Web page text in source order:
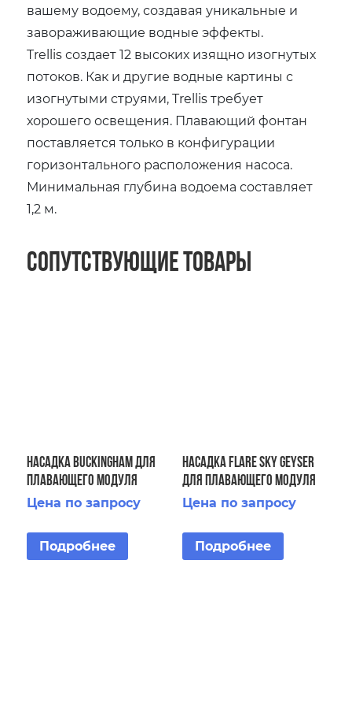
вашему водоему, создавая уникальные и
завораживающие водные эффекты.
Trellis создает 12 высоких изящно изогнутых
потоков. Как и другие водные картины с
изогнутыми струями, Trellis требует
хорошего освещения. Плавающий фонтан
поставляется только в конфигурации
горизонтального расположения насоса.
Минимальная глубина водоема составляет
1,2 м.
Сопутствующие товары
Насадка Buckingham для
плавающего модуля
Fountain Floating Fountain
Цена по запросу
Подробнее
Насадка Flare Sky Geyser
для плавающего модуля
Floating Fountain 5 HP
Цена по запросу
Подробнее